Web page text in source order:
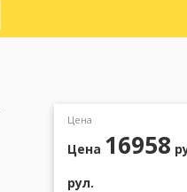
Цена
Цена 16958
рул.